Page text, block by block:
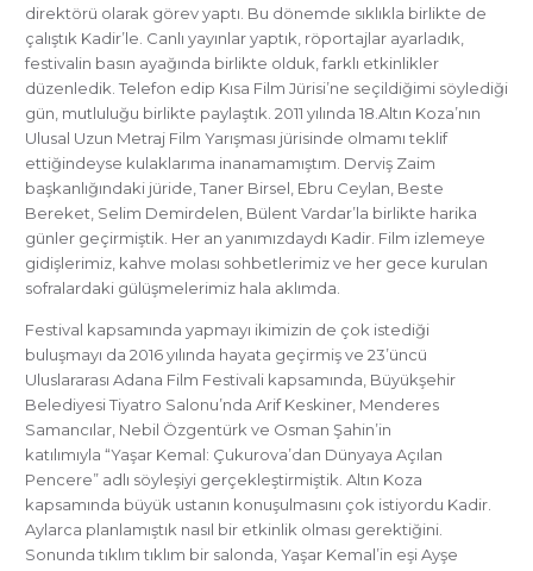
direktörü olarak görev yaptı. Bu dönemde sıklıkla birlikte de
çalıştık Kadir’le. Canlı yayınlar yaptık, röportajlar ayarladık,
festivalin basın ayağında birlikte olduk, farklı etkinlikler
düzenledik. Telefon edip Kısa Film Jürisi’ne seçildiğimi söylediği
gün, mutluluğu birlikte paylaştık. 2011 yılında 18.Altın Koza’nın
Ulusal Uzun Metraj Film Yarışması jürisinde olmamı teklif
ettiğindeyse kulaklarıma inanamamıştım. Derviş Zaim
başkanlığındaki jüride, Taner Birsel, Ebru Ceylan, Beste
Bereket, Selim Demirdelen, Bülent Vardar’la birlikte harika
günler geçirmiştik. Her an yanımızdaydı Kadir. Film izlemeye
gidişlerimiz, kahve molası sohbetlerimiz ve her gece kurulan
sofralardaki gülüşmelerimiz hala aklımda.
Festival kapsamında yapmayı ikimizin de çok istediği
buluşmayı da 2016 yılında hayata geçirmiş ve 23’üncü
Uluslararası Adana Film Festivali kapsamında, Büyükşehir
Belediyesi Tiyatro Salonu’nda Arif Keskiner, Menderes
Samancılar, Nebil Özgentürk ve Osman Şahin’in
katılımıyla “Yaşar Kemal: Çukurova’dan Dünyaya Açılan
Pencere” adlı söyleşiyi gerçekleştirmiştik. Altın Koza
kapsamında büyük ustanın konuşulmasını çok istiyordu Kadir.
Aylarca planlamıştık nasıl bir etkinlik olması gerektiğini.
Sonunda tıklım tıklım bir salonda, Yaşar Kemal’in eşi Ayşe